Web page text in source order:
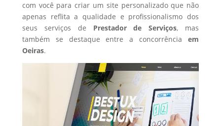
com você para criar um site personalizado que não
apenas reflita a qualidade e profissionalismo dos
seus serviços de Prestador de Serviços, mas
também se destaque entre a concorrênciaem
Oeiras.